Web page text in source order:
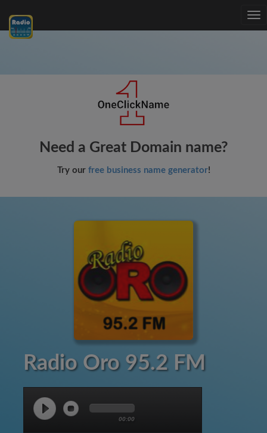
Need a Great Domain name?
Try our free business name generator!
Radio Oro 95.2 FM
00:00